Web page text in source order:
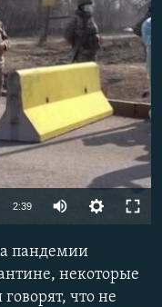
available
2:39
480p
пандемии
некоторые
что не